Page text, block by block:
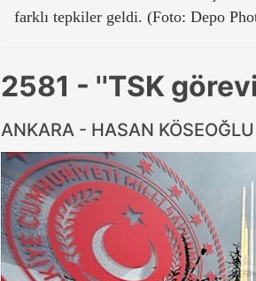
farklı tepkiler geldi. (Foto: Depo
2581 - ''TSK
ANKARA - HASAN